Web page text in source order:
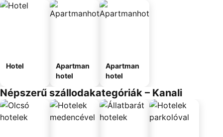
Hotel
Apartman
hotel
Apartman
hotel
Népszerű szállodakategóriák – Kanali